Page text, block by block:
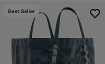
Best Seller